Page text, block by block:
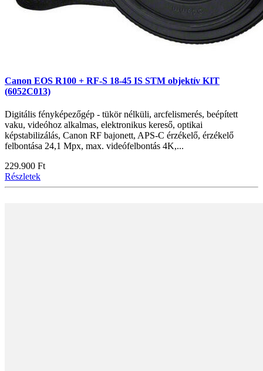
Canon EOS R100 + RF-S 18-45 IS STM objektív KIT
(6052C013)
Digitális fényképezőgép - tükör nélküli, arcfelismerés, beépített
vaku, videóhoz alkalmas, elektronikus kereső, optikai
képstabilizálás, Canon RF bajonett, APS-C érzékelő, érzékelő
felbontása 24,1 Mpx, max. videófelbontás 4K,...
229.900 Ft
Részletek